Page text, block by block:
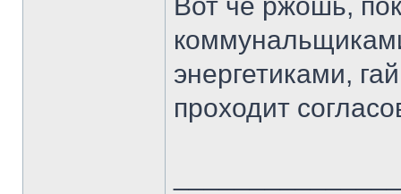
энергетиками,
проходит